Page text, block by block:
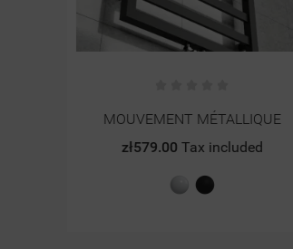
MOUVEMENT MÉTALLIQUE
zł579.00Tax included
BiałyCzarny